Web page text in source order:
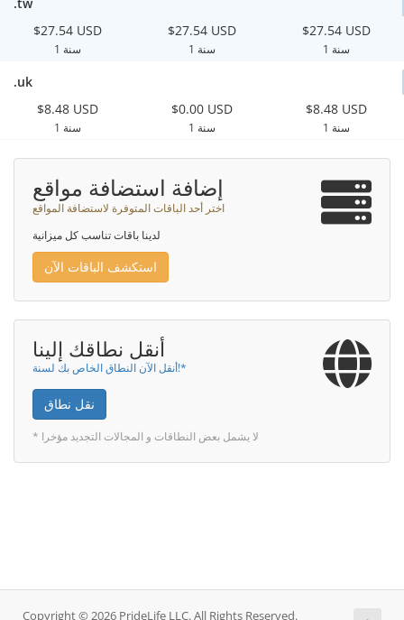
$27.54 USD
1 سنة
$27.54 USD
1 سنة
$27.54 USD
1 سنة
.uk
$8.48 USD
1 سنة
$0.00 USD
1 سنة
$8.48 USD
1 سنة
إضافة استضافة مواقع
اختر أحد الباقات المتوفرة لاستضافة المواقع
لدينا باقات تناسب كل ميزانية
استكشف الباقات الآن
أنقل نطاقك إلينا
أنقل الآن النطاق الخاص بك لسنة!*
نقل نطاق
* لا يشمل بعض النطاقات و المجالات التجديد مؤخرا
Copyright © 2026 PrideLife LLC. All Rights Reserved.